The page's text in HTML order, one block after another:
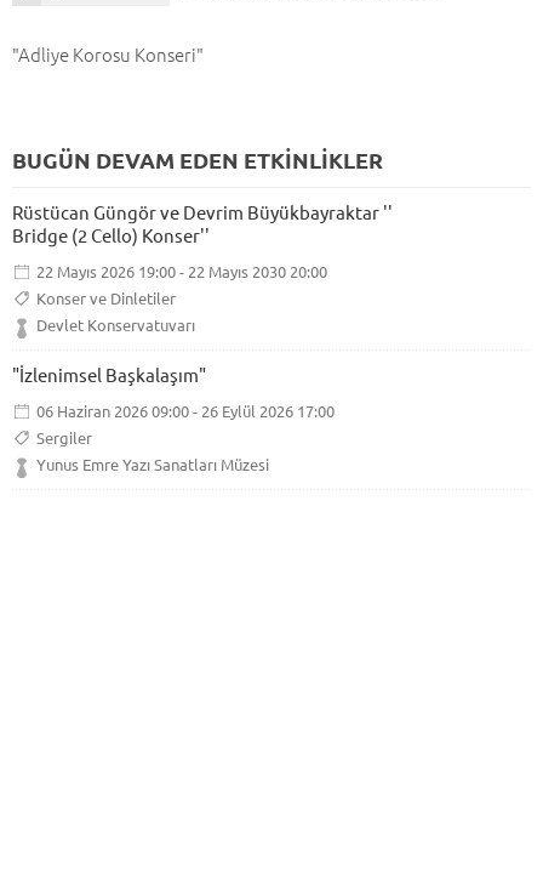
"Adliye Korosu Konseri"
BUGÜN DEVAM EDEN ETKİNLİKLER
Rüstücan Güngör ve Devrim Büyükbayraktar ''
Bridge (2 Cello) Konser''
22 Mayıs 2026 19:00 - 22 Mayıs 2030 20:00
Konser ve Dinletiler
Devlet Konservatuvarı
"İzlenimsel Başkalaşım"
06 Haziran 2026 09:00 - 26 Eylül 2026 17:00
Sergiler
Yunus Emre Yazı Sanatları Müzesi